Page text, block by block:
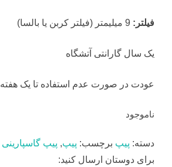
فیلتر:
یک سال گارانتی آتشگاه
عودت در صورت عدم استفاده تا یک هفته
ناموجود
دسته: پیپ برچسب: پیپ, پیپ گاسپارینی
برای دوستان ارسال کنید: